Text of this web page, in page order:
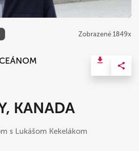
Zobrazené 1849x
KANADA
s Lukášom Kekelákom